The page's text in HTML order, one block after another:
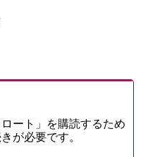
ート」を購読するため
が必要です。